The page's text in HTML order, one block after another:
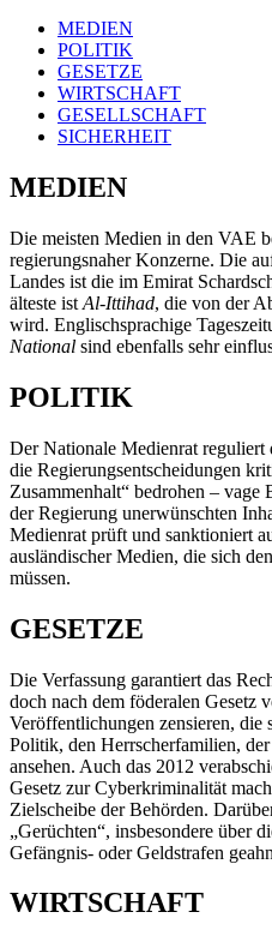
MEDIEN
POLITIK
GESETZE
WIRTSCHAFT
GESELLSCHAFT
SICHERHEIT
MEDIEN
Die meisten Medien in den VAE
regierungsnaher Konzerne. Die
Landes ist die im Emirat
älteste ist Al-Ittihad, die von der
wird. Englischsprachige
National sind ebenfalls sehr
POLITIK
Der Nationale Medienrat
die Regierungsentscheidungen
Zusammenhalt“ bedrohen –
der Regierung unerwünschten
Medienrat prüft und sanktioniert
ausländischer Medien, die sich
müssen.
GESETZE
Die Verfassung garantiert das
doch nach dem föderalen Gesetz
Veröffentlichungen zensieren, die
Politik, den Herrscherfamilien,
ansehen. Auch das 2012
Gesetz zur Cyberkriminalität
Zielscheibe der Behörden.
„Gerüchten“, insbesondere über
Gefängnis- oder Geldstrafen
WIRTSCHAFT